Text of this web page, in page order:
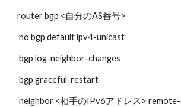
router bgp <自分のAS番号>
no bgp default ipv4-unicast
bgp log-neighbor-changes
bgp graceful-restart
neighbor <相手のIPv6アドレス> remote-as <相手のAS番